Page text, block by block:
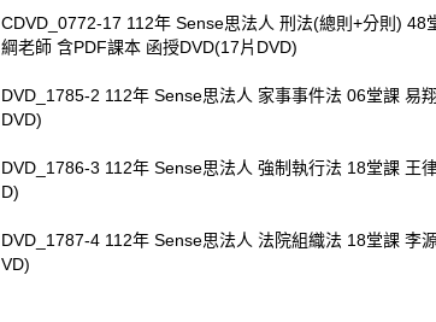
CDVD_0772-17 112年 Sense思法人 刑法(總則+分則) 48
綱老師 含PDF課本 函授DVD(17片DVD)
DVD_1785-2 112年 Sense思法人 家事事件法 06堂課 易
DVD)
DVD_1786-3 112年 Sense思法人 強制執行法 18堂課 王
D)
DVD_1787-4 112年 Sense思法人 法院組織法 18堂課 李
VD)